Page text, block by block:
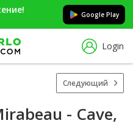
Google Play
Login
Следующий
- Cave,